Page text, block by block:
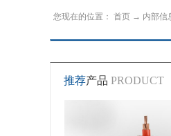
推荐产品 PRODUCT
您现在的位置： 首页 → 内部信